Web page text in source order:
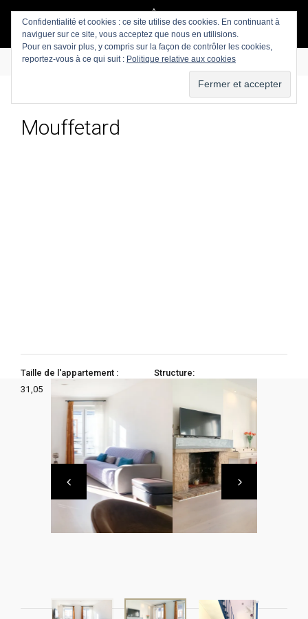
Mouffetard
Taille de l'appartement :
31,05
Structure:
Confidentialité et cookies : ce site utilise des cookies. En continuant à
naviguer sur ce site, vous acceptez que nous en utilisions.
Pour en savoir plus, y compris sur la façon de contrôler les cookies,
reportez-vous à ce qui suit : Politique relative aux cookies